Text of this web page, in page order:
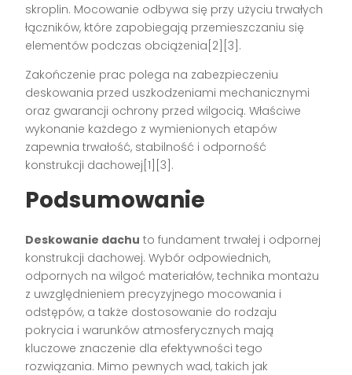
skroplin. Mocowanie odbywa się przy użyciu trwałych
łączników, które zapobiegają przemieszczaniu się
elementów podczas obciążenia[2][3].
Zakończenie prac polega na zabezpieczeniu
deskowania przed uszkodzeniami mechanicznymi
oraz gwarancji ochrony przed wilgocią. Właściwe
wykonanie każdego z wymienionych etapów
zapewnia trwałość, stabilność i odporność
konstrukcji dachowej[1][3].
Podsumowanie
Deskowanie dachu to fundament trwałej i odpornej
konstrukcji dachowej. Wybór odpowiednich,
odpornych na wilgoć materiałów, technika montażu
z uwzględnieniem precyzyjnego mocowania i
odstępów, a także dostosowanie do rodzaju
pokrycia i warunków atmosferycznych mają
kluczowe znaczenie dla efektywności tego
rozwiązania. Mimo pewnych wad, takich jak